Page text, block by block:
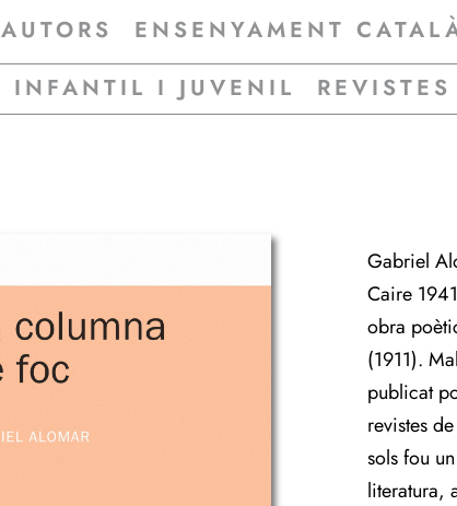
AUTORS ENSENYAMENT
INFANTIL I JUVENIL REVISTES
Gabriel
Caire
obra
(1911).
publicat
revistes
sols fou
literatura,